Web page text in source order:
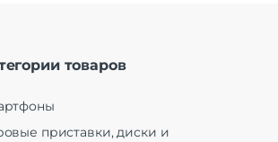
товаров
приставки, диски и